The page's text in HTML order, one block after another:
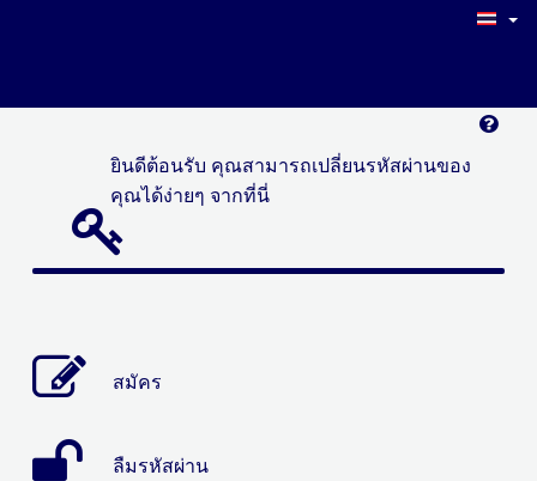
ยินดีต้อนรับ คุณสามารถเปลี่ยนรหัสผ่านของ
คุณได้ง่ายๆ จากที่นี่
สมัคร
ลืมรหัสผ่าน